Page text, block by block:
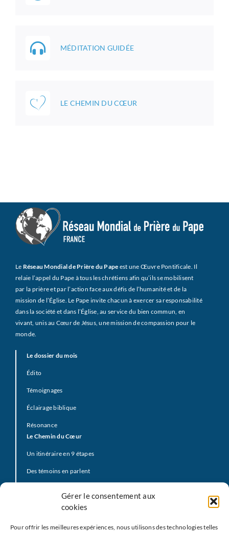
Gérer le consentement aux
cookies
Pour offrir les meilleures expériences, nous utilisons des technologies telles
MÉDITATION GUIDÉE
LE CHEMIN DU CŒUR
Le Réseau Mondial de Prière du Pape est une Œuvre Pontificale. Il
relaie l’appel du Pape à tous les chrétiens afin qu’ils se mobilisent
par la prière et par l’action face aux défis de l’humanité et de la
mission de l’Église. Le Pape invite chacun à exercer sa responsabilité
dans la société et dans l’Église, au service du bien commun, en
vivant, unis au Cœur de Jésus, une mission de compassion pour le
monde.
Le dossier du mois
Édito
Témoignages
Éclairage biblique
Résonance
Le Chemin du Cœur
Un itinéraire en 9 étapes
Des témoins en parlent
La Vidéo du Pape